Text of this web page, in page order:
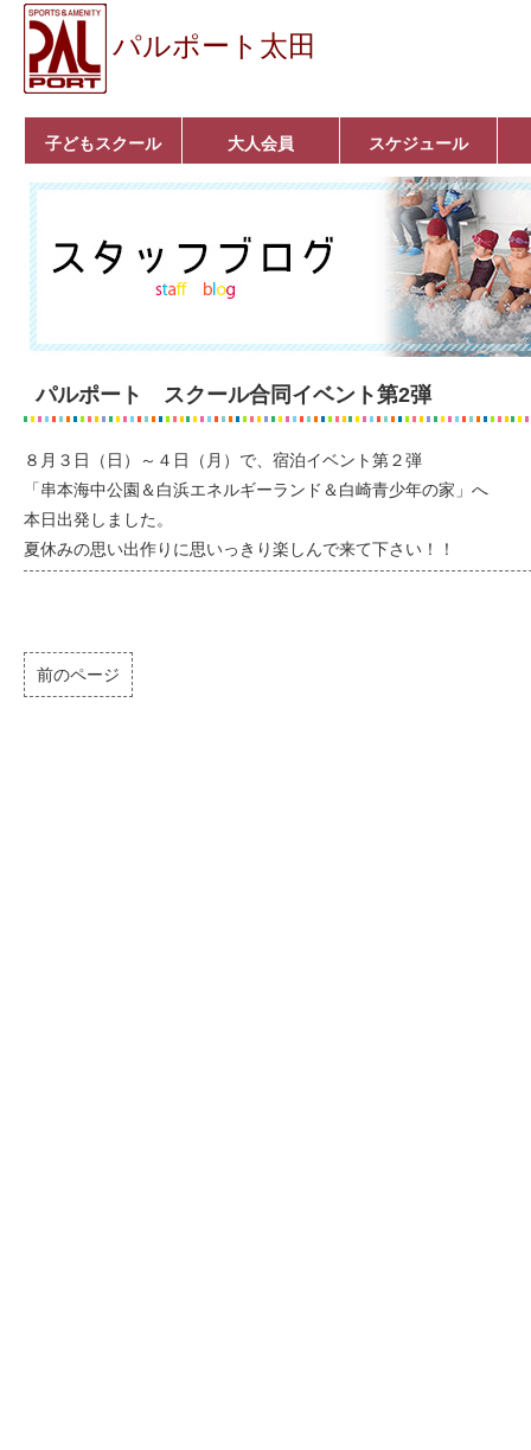
パルポート太田
子どもスクール
ベビーコース
幼児コース
小学生コース
育成コース
選手コース
キッズパーク(体操教
室)
クラシックバレエ
ボルダリング
■入会案内
大人会員
いきいきコース
トライアスロン
フィットネス
■入会案内
スケジュール
パルポート スクール合同イベント第2弾
８月３日（日）～４日（月）で、宿泊イベント第２弾
「串本海中公園＆白浜エネルギーランド＆白崎青少年の家」へ
本日出発しました。
夏休みの思い出作りに思いっきり楽しんで来て下さい！！
前のページ